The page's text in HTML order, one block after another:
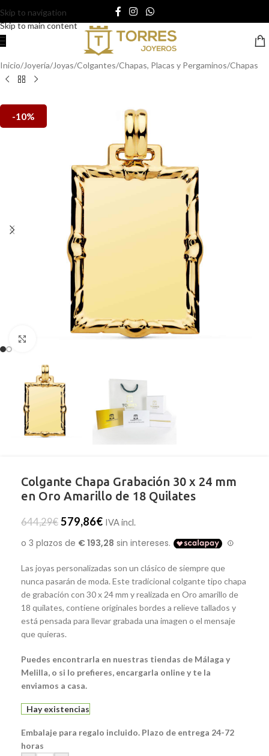
Skip to navigation
Skip to main content
Inicio/Joyería/Joyas/Colgantes/Chapas, Placas y Pergaminos/Chapas
-10%
Colgante Chapa Grabación 30 x 24 mm
en Oro Amarillo de 18 Quilates
644,29€ 579,86€ IVA incl.
Las joyas personalizadas son un clásico de siempre que
nunca pasarán de moda. Este tradicional colgante tipo chapa
de grabación con 30 x 24 mm y realizada en Oro amarillo de
18 quilates, contiene originales bordes a relieve tallados y
está pensada para llevar grabada una imagen o el mensaje
que quieras.
Puedes encontrarla en nuestras tiendas de Málaga y
Melilla, o si lo prefieres, encargarla online y te la
enviamos a casa.
Hay existencias
Embalaje para regalo incluido. Plazo de entrega 24-72
horas